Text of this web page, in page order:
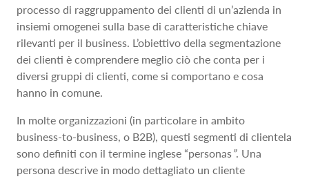
processo di raggruppamento dei clienti di un’azienda in
insiemi omogenei sulla base di caratteristiche chiave
rilevanti per il business. L’obiettivo della segmentazione
dei clienti è comprendere meglio ciò che conta per i
diversi gruppi di clienti, come si comportano e cosa
hanno in comune.
In molte organizzazioni (in particolare in ambito
business-to-business, o B2B), questi segmenti di clientela
sono definiti con il termine inglese “personas”. Una
persona descrive in modo dettagliato un cliente